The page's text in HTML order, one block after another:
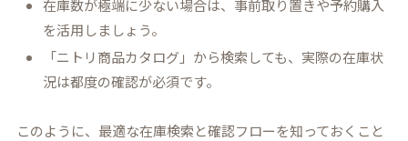
在庫数が極端に少ない場合は、事前取り置きや予約購入
を活用しましょう。
「ニトリ商品カタログ」から検索しても、実際の在庫状
況は都度の確認が必須です。
このように、最適な在庫検索と確認フローを知っておくこと